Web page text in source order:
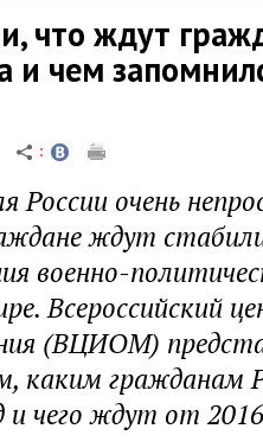
что ждут
и чем
России очень
ждут
военно-
Всероссийский
(ВЦИОМ)
каким гражданам
и чего ждут от